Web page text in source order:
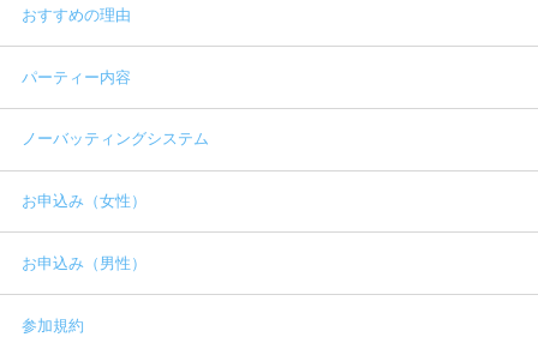
おすすめの理由
パーティー内容
ノーバッティングシステム
お申込み（女性）
お申込み（男性）
参加規約